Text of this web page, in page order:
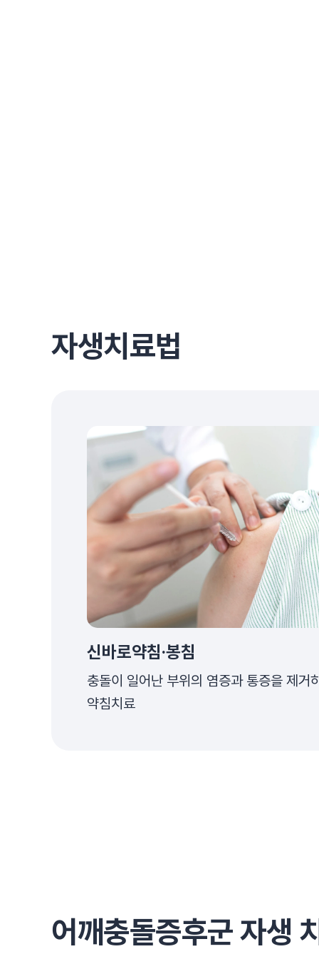
자생치료법
신바로약침·봉침
충돌이 일어난 부위의 염증과 통증을 제거
약침치료
어깨충돌증후군 자생